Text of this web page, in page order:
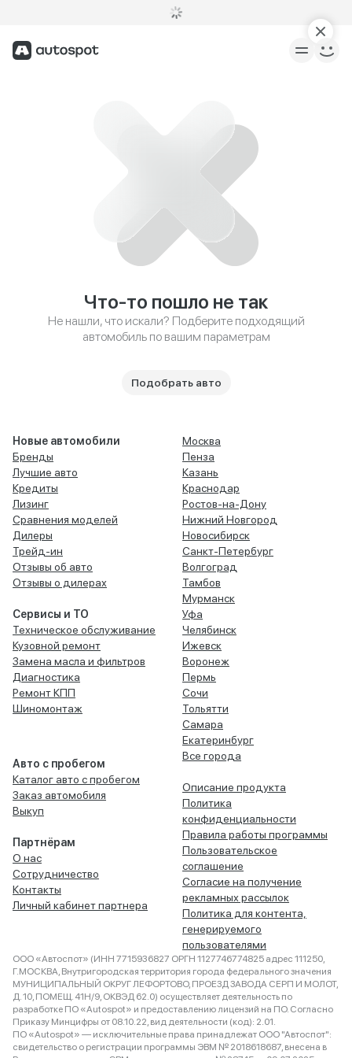
Что-то пошло не так
Не нашли, что искали? Подберите подходящий
автомобиль по вашим параметрам
Подобрать авто
Новые автомобили
Бренды
Лучшие авто
Кредиты
Лизинг
Сравнения моделей
Дилеры
Трейд-ин
Отзывы об авто
Отзывы о дилерах
Сервисы и ТО
Техническое обслуживание
Кузовной ремонт
Замена масла и фильтров
Диагностика
Ремонт КПП
Шиномонтаж
Авто с пробегом
Каталог авто с пробегом
Заказ автомобиля
Выкуп
Партнёрам
О нас
Сотрудничество
Контакты
Личный кабинет партнера
Москва
Пенза
Казань
Краснодар
Ростов-на-Дону
Нижний Новгород
Новосибирск
Санкт-Петербург
Волгоград
Тамбов
Мурманск
Уфа
Челябинск
Ижевск
Воронеж
Пермь
Сочи
Тольятти
Самара
Екатеринбург
Все города
Описание продукта
Политика
конфиденциальности
Правила работы программы
Пользовательское
соглашение
Согласие на получение
рекламных рассылок
Политика для контента,
генерируемого
пользователями
ООО «Автоспот» (ИНН 7715936827 ОРГН 1127746774825 адрес 111250,
Г.МОСКВА, Внутригородская территория города федерального значения
МУНИЦИПАЛЬНЫЙ ОКРУГ ЛЕФОРТОВО, ПРОЕЗД ЗАВОДА СЕРП И МОЛОТ,
Д. 10, ПОМЕЩ. 41Н/9, ОКВЭД 62.0) осуществляет деятельность по
разработке ПО «Autospot» и предоставлению лицензий на ПО. Согласно
Приказу Минцифры от 08.10.22, вид деятельности (код): 2.01.
ПО «Autospot» — исключительные права принадлежат ООО "Автоспот":
свидетельство о регистрации программы ЭВМ № 2018618687, внесена в